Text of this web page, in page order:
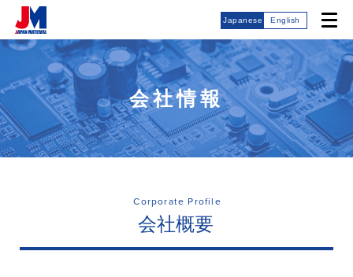
Japanese English
会社情報
Corporate Profile
会社概要